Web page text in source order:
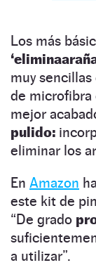
Los más
muy
de microfibra
mejor
pulido:
eliminar los
En Amazon
este kit de
“De grado
a utilizar”.